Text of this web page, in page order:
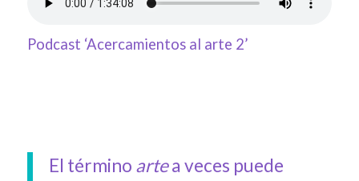
Podcast ‘Acercamientos al arte 2’
El término artea veces puede